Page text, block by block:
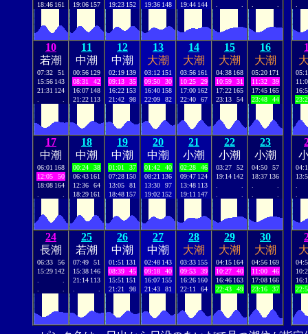
18:46 161
19:06 157
19:23 152
19:36 148
19:44 144
10
若潮
07:32
51
15:56 143
21:31 124
11
中潮
00:56 129
08:31
42
16:07 148
21:22 113
12
中潮
02:19 139
09:13
35
16:22 153
21:42
98
13
大潮
03:12 151
09:50
30
16:40 158
22:09
82
14
大潮
03:56 161
10:25
29
17:00 162
22:40
67
15
大潮
04:38 168
10:59
31
17:22 165
23:13
54
16
大潮
05:20 171
11:32
39
17:45 165
23:48
44
17
中潮
06:01 168
12:05
50
18:08 164
18
中潮
00:24
38
06:43 161
12:36
64
18:29 161
19
中潮
01:01
37
07:28 150
13:05
81
18:48 157
20
中潮
01:42
40
08:21 136
13:30
97
19:02 152
21
小潮
02:28
46
09:47 124
13:48 113
19:11 147
22
小潮
03:27
52
19:14 142
23
小潮
04:50
57
18:37 136
24
長潮
06:33
56
15:29 142
25
若潮
07:49
51
15:38 146
21:14 113
26
中潮
01:51 131
08:39
45
15:51 151
21:21
98
27
中潮
02:48 143
09:18
40
16:07 155
21:43
81
28
大潮
03:33 155
09:53
39
16:26 160
22:11
64
29
大潮
04:15 164
10:27
40
16:46 163
22:43
49
30
大潮
04:56 169
11:00
46
17:08 166
23:16
37